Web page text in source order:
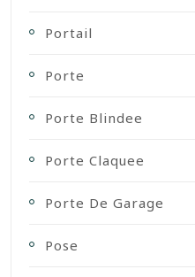
Portail
Porte
Porte Blindee
Porte Claquee
Porte De Garage
Pose